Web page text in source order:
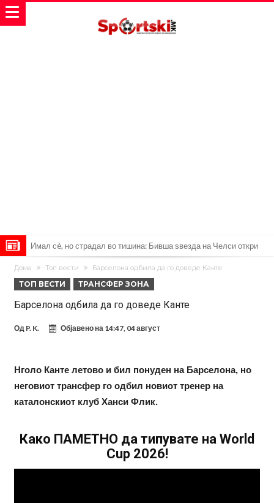
Имал сè, но страдал во тишина: Бивша ѕвезда на Челси откри
мрачна тајна на фудбалот
Објавени детали: Дали Инфантино планираше да создаде
Суперлига на ФИФА?
Никој не очекуваше: Очајниот Јулијан Алварез го направи тоа што
беше неизбежно
Гимараеш успешно ги мина медицинските прегледи во Арсенал
Нов рекорд на Меси при враќање во тимот на Интер Мајами
Барселона очекува понуди за Феран Торес
Винисиус ги избриша сите објави на Инстаграм откако Реал му
побара уште 50 милиони
Јувентус се насочил кон напаѓач на Манчестер Јунајтед
Дома Топ вести Барселона одбила да го доведе Канте
ТОП ВЕСТИ ТРАНСФЕР ЗОНА
Барселона одбила да го доведе Канте
Од P. K. Објавено на 14:47, 04 август
Нголо Канте летово и бил понуден на Барселона, но
неговиот трансфер го одбил новиот тренер на
каталонскиот клуб Ханси Флик.
Како ПАМЕТНО да типувате на World
Cup 2026!